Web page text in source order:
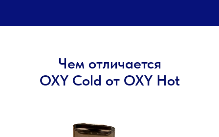
Чем отличается
OXY Cold от OXY Hot